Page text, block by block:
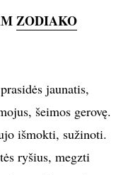
ZODIAKO
jaunatis,
šeimos gerovę.
išmokti, sužinoti.
ryšius, megzti